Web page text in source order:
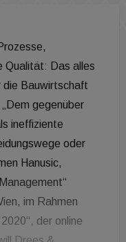
Qualität: Das alles
die Bauwirtschaft
gegenüber
ineffiziente
oder
Hanusic,
im Rahmen
der online